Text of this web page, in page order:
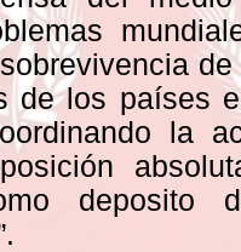
de los países
la
deposito